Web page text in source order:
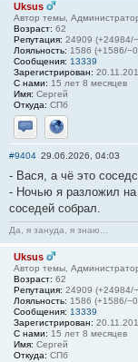
Uksus
Автор темы,
Возраст: 62
Репутация: 24909 (+24984/
Лояльность: 1586 (+1586/
Сообщения: 13339
Зарегистрирован:
С нами: 15 лет 8 месяцев
Имя: Сергей
Откуда: СПб
Отправить
Сайт
#9404 29.06.2026, 04:03
- Вася, а чё это
- Ночью я разложил на
соседей собрал.
Да, я зануда, я знаю...
Uksus
Автор темы,
Возраст: 62
Репутация: 24909 (+24984/
Лояльность: 1586 (+1586/
Сообщения: 13339
Зарегистрирован:
С нами: 15 лет 8 месяцев
Имя: Сергей
Откуда: СПб